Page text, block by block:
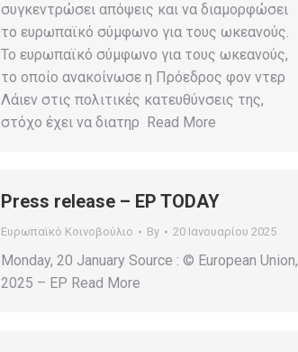
συγκεντρώσει απόψεις και να διαμορφώσει
το ευρωπαϊκό σύμφωνο για τους ωκεανούς.
Το ευρωπαϊκό σύμφωνο για τους ωκεανούς,
το οποίο ανακοίνωσε η Πρόεδρος φον ντερ
Λάιεν στις πολιτικές κατευθύνσεις της,
στόχο έχει να διατηρ Read More
Press release – EP TODAY
Ευρωπαϊκό Κοινοβούλιο By 20 Ιανουαρίου 2025
Monday, 20 January Source : © European Union,
2025 – EP Read More